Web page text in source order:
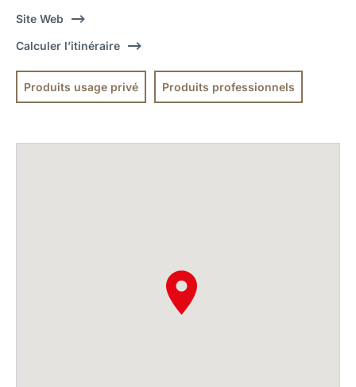
Site Web
Calculer l’itinéraire
Produits usage privé Produits professionnels